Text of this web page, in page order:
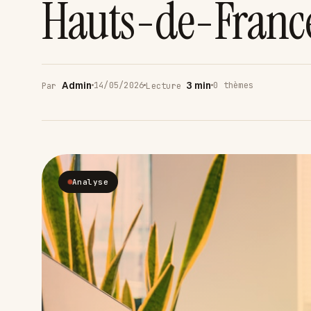
Hauts-de-
Par Admin 14/05/2026 Lecture 3 min 0 thèmes
Analyse